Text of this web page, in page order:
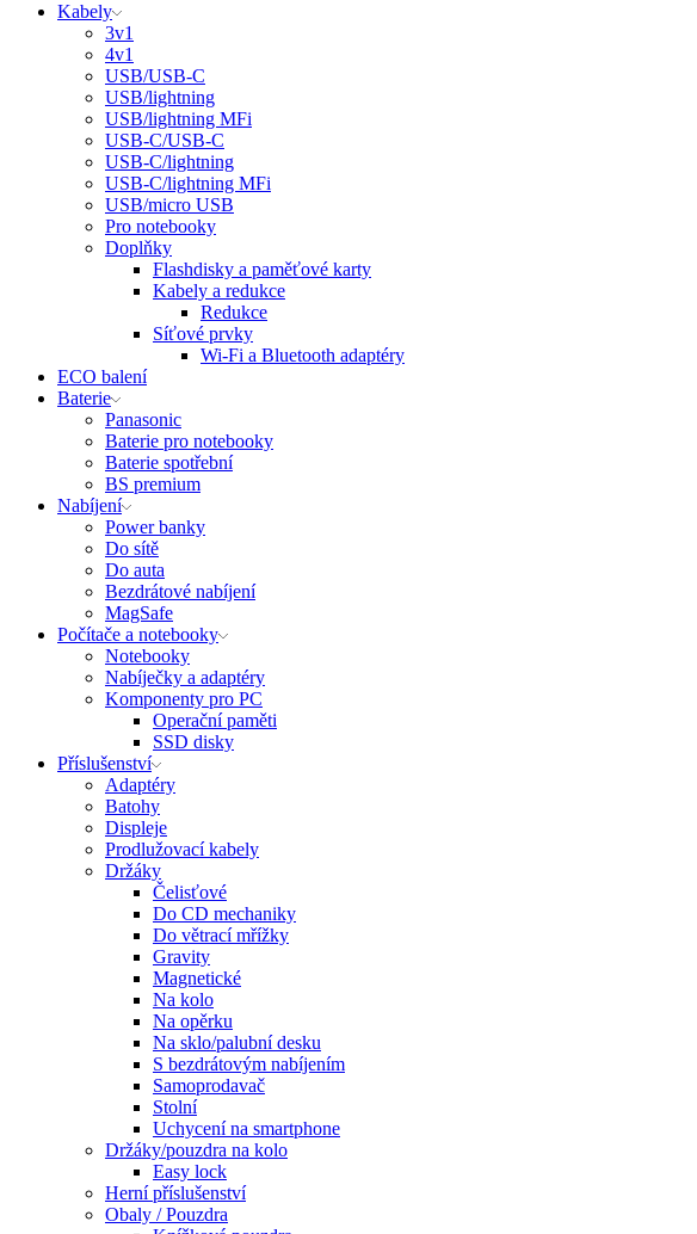
Kabely
3v1
4v1
USB/USB-C
USB/lightning
USB/lightning MFi
USB-C/USB-C
USB-C/lightning
USB-C/lightning MFi
USB/micro USB
Pro notebooky
Doplňky
Flashdisky a paměťové karty
Kabely a redukce
Redukce
Síťové prvky
Wi-Fi a Bluetooth adaptéry
ECO balení
Baterie
Panasonic
Baterie pro notebooky
Baterie spotřební
BS premium
Nabíjení
Power banky
Do sítě
Do auta
Bezdrátové nabíjení
MagSafe
Počítače a notebooky
Notebooky
Nabíječky a adaptéry
Komponenty pro PC
Operační paměti
SSD disky
Příslušenství
Adaptéry
Batohy
Displeje
Prodlužovací kabely
Držáky
Čelisťové
Do CD mechaniky
Do větrací mřížky
Gravity
Magnetické
Na kolo
Na opěrku
Na sklo/palubní desku
S bezdrátovým nabíjením
Samoprodavač
Stolní
Uchycení na smartphone
Držáky/pouzdra na kolo
Easy lock
Herní příslušenství
Obaly / Pouzdra